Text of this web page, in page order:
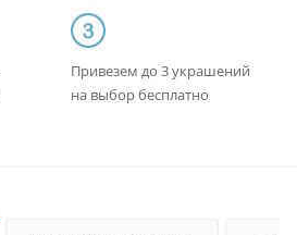
Привезем до 3 украшений
на выбор бесплатно